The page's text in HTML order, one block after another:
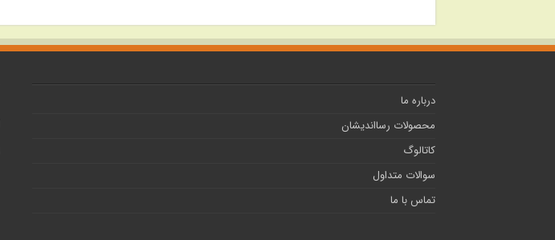
درباره ما
محصولات رسااندیشان
کاتالوگ
سوالات متداول
تماس با ما